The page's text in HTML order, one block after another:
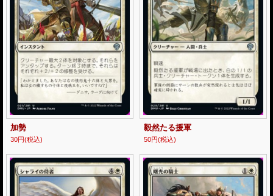
加勢
30円(税込)
毅然たる援軍
50円(税込)